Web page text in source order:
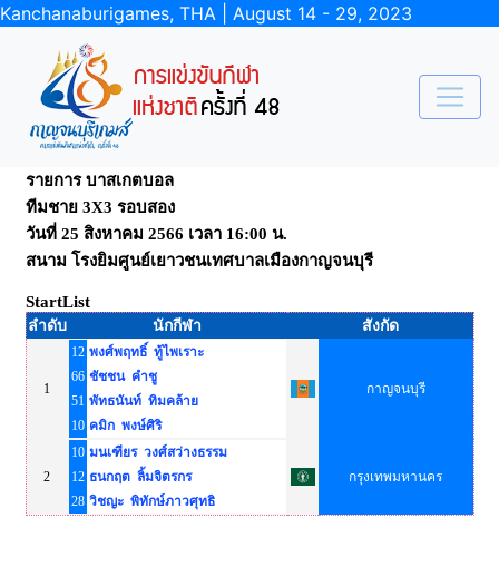
Kanchanaburigames, THA | August 14 - 29, 2023
รายการ บาสเกตบอล
ทีมชาย 3X3 รอบสอง
วันที่ 25 สิงหาคม 2566 เวลา 16:00 น.
สนาม โรงยิมศูนย์เยาวชนเทศบาลเมืองกาญจนบุรี
StartList
ลำดับ นักกีฬา สังกัด
1
12 พงศ์พฤทธิ์ ทู้ไพเราะ
66 ชัชชน คำชู
51 พัทธนันท์ ทิมคล้าย
10 คมิก พงษ์ศิริ
กาญจนบุรี
2
10 มนเฑียร วงศ์สว่างธรรม
12 ธนกฤต ลิ้มจิตรกร
28 วิชญะ พิทักษ์ภาวศุทธิ
กรุงเทพมหานคร